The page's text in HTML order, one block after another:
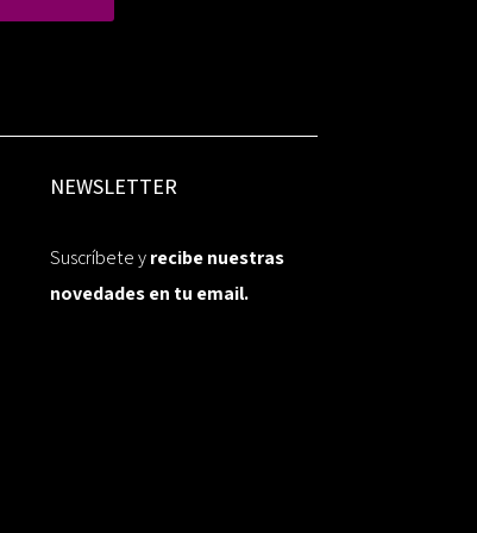
NEWSLETTER
Suscríbete yrecibe nuestras
novedades en tu email.